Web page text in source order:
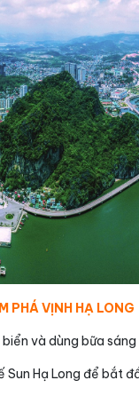
PHÁ VỊNH HẠ LONG
và dùng bữa
Hạ Long để bắt